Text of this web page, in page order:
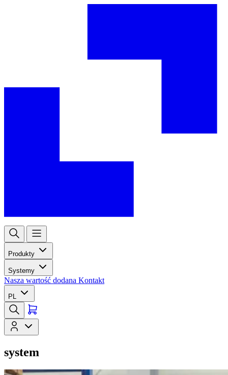
Produkty
Systemy
Nasza wartość dodana Kontakt
PL
system